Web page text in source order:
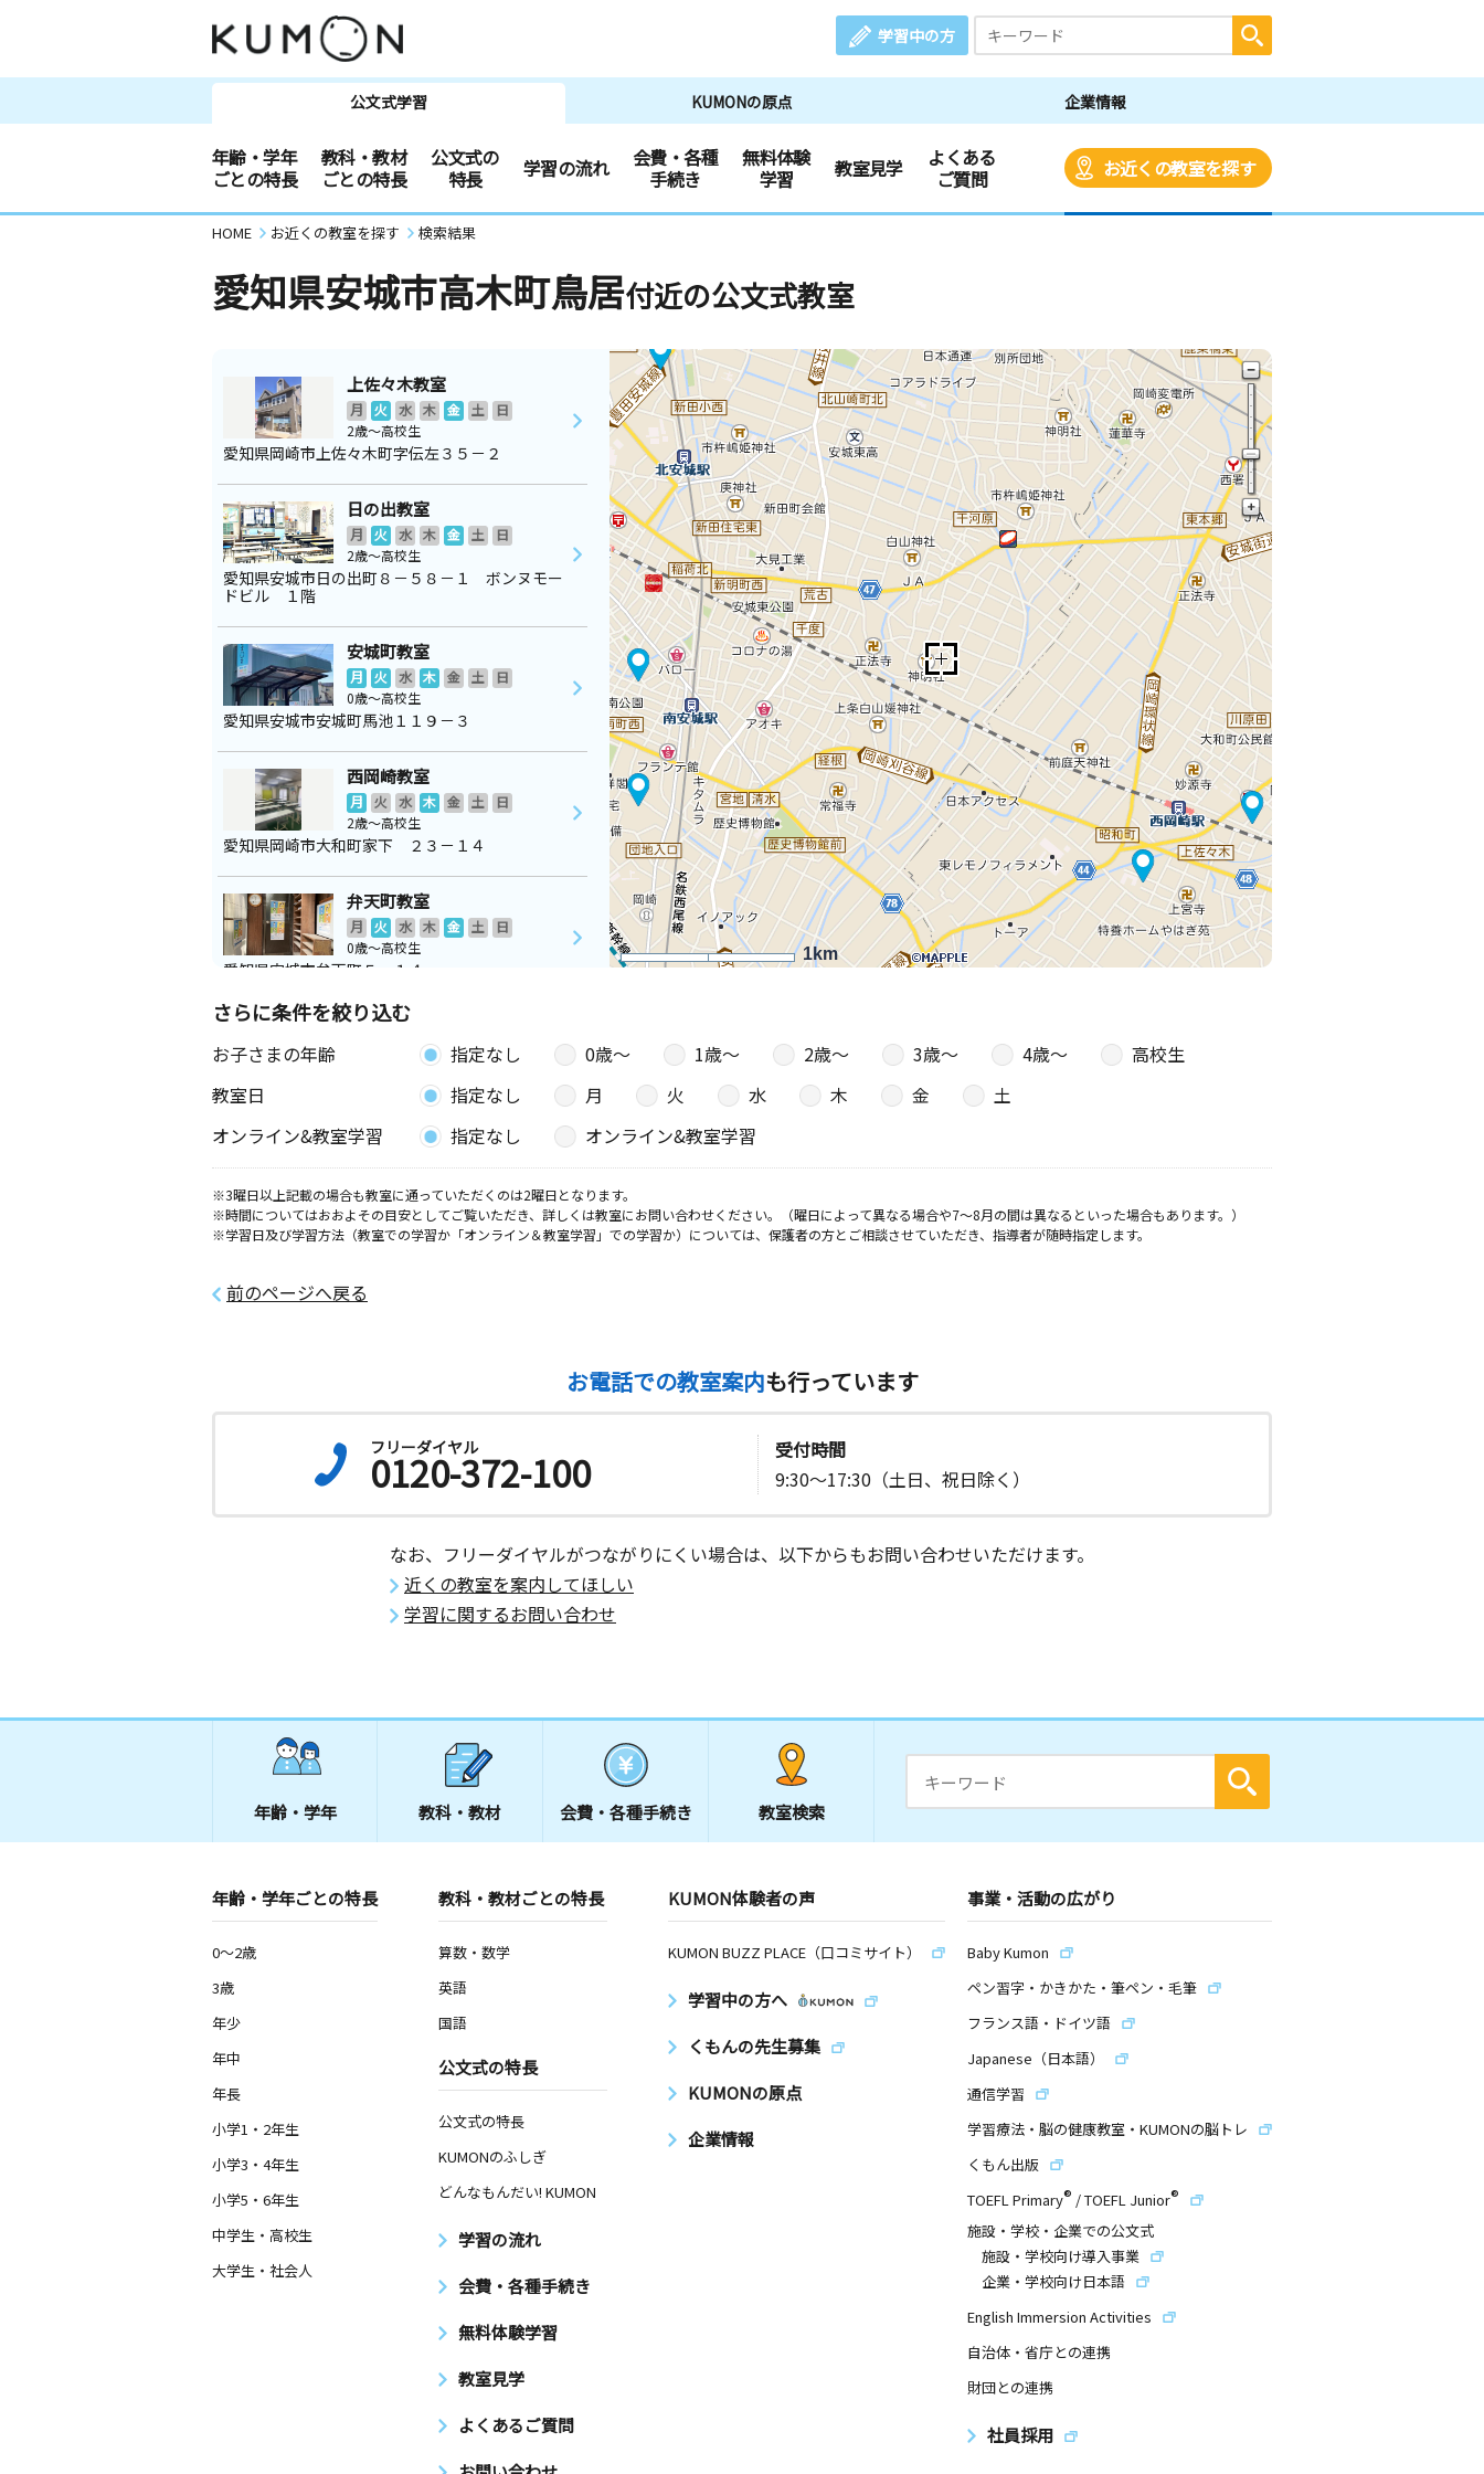
学習中の方
公文式学習 KUMONの原点 企業情報
年齢・学年
ごとの特長
教科・教材
ごとの特長
公文式の
特長
学習の流れ
会費・各種
手続き
無料体験
学習
教室見学
よくある
ご質問
お近くの教室を探す
HOME お近くの教室を探す 検索結果
愛知県安城市高木町鳥居付近の公文式教室
1km
上佐々木教室
月 火 水 木 金 土
日
2歳～高校生
愛知県岡崎市上佐々木町字伝左３５－２
日の出教室
月 火 水 木 金 土
日
2歳～高校生
愛知県安城市日の出町８－５８－１ ボンヌモー
ドビル １階
安城町教室
月 火 水 木 金 土
日
0歳～高校生
愛知県安城市安城町馬池１１９－３
西岡崎教室
月 火 水 木 金 土
日
2歳～高校生
愛知県岡崎市大和町家下 ２３－１４
弁天町教室
月 火 水 木 金 土
日
0歳～高校生
愛知県安城市弁天町５－１４
さらに条件を絞り込む
お子さまの年齢 指定なし 0歳〜 1歳〜 2歳〜 3歳〜 4歳〜
高校生
教室日
指定なし 月 火 水 木 金
土
オンライン&教室学習
指定なし オンライン&教室学習
※3曜日以上記載の場合も教室に通っていただくのは2曜日となります。
※時間についてはおおよその目安としてご覧いただき、詳しくは教室にお問い合わせください。（曜日によって異なる場合や7～8月の間は異なるといった場合もあります。）
※学習日及び学習方法（教室での学習か「オンライン＆教室学習」での学習か）については、保護者の方とご相談させていただき、指導者が随時指定します。
前のページへ戻る
お電話での教室案内も行っています
フリーダイヤル
0120-372-100
受付時間
9:30～17:30（土日、祝日除く）
なお、フリーダイヤルがつながりにくい場合は、以下からもお問い合わせいただけます。
近くの教室を案内してほしい
学習に関するお問い合わせ
年齢・学年 教科・教材 会費・ 各種手続き 教室検索
年齢・学年ごとの特長
0～2歳
3歳
年少
年中
年長
小学1・2年生
小学3・4年生
小学5・6年生
中学生・高校生
大学生・社会人
教科・教材ごとの特長
算数・数学
英語
国語
公文式の特長
公文式の特長
KUMONのふしぎ
どんなもんだい! KUMON
学習の流れ
会費・各種手続き
無料体験学習
教室見学
よくあるご質問
KUMON体験者の声
KUMON BUZZ PLACE（口コミサイト）
学習中の方へ
くもんの先生募集
KUMONの原点
企業情報
事業・活動の広がり
Baby Kumon
ペン習字・かきかた・筆ペン・毛筆
フランス語・ドイツ語
Japanese（日本語）
通信学習
学習療法・脳の健康教室・KUMONの脳トレ
くもん出版
TOEFL Primary® /TOEFL Junior®
施設・学校・企業での公文式
施設・学校向け導入事業
企業・学校向け日本語
English Immersion Activities
自治体・省庁との連携
財団との連携
社員採用